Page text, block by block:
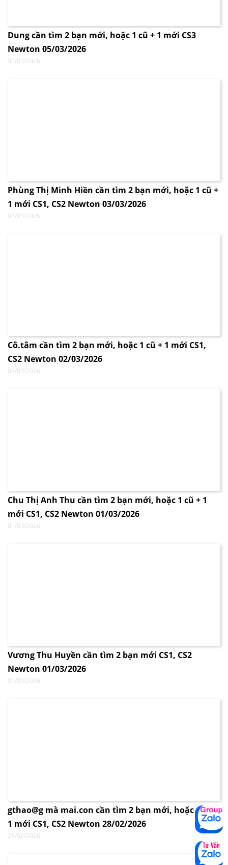
Dung cần tìm 2 bạn mới, hoặc 1 cũ + 1 mới CS3
Newton 05/03/2026
05/03/2026
Phùng Thị Minh Hiền cần tìm 2 bạn mới, hoặc 1 cũ +
1 mới CS1, CS2 Newton 03/03/2026
03/03/2026
Cô.tâm cần tìm 2 bạn mới, hoặc 1 cũ + 1 mới CS1,
CS2 Newton 02/03/2026
02/03/2026
Chu Thị Anh Thu cần tìm 2 bạn mới, hoặc 1 cũ + 1
mới CS1, CS2 Newton 01/03/2026
01/03/2026
Vương Thu Huyền cần tìm 2 bạn mới CS1, CS2
Newton 01/03/2026
01/03/2026
gthao@g mà mai.con cần tìm 2 bạn mới, hoặc 1 cũ +
1 mới CS1, CS2 Newton 28/02/2026
28/02/2026